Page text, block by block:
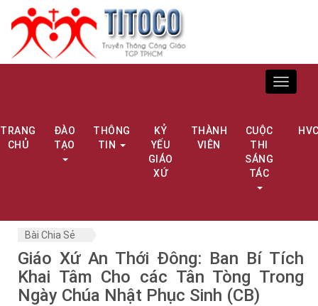
Toggle
TRANG
CHỦ
ĐÀO
TẠO
THÔNG
TIN
KỶ
YẾU
GIÁO
XỨ
THÀNH
VIÊN
CUỘC
THI
SÁNG
TÁC
Bài Chia Sẻ
Giáo Xứ An Thới Đông: Ban Bí Tích
Khai Tâm Cho các Tân Tòng Trong
Ngày Chúa Nhật Phục Sinh (CB)